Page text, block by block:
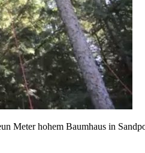
Meter hohem Baumhaus in